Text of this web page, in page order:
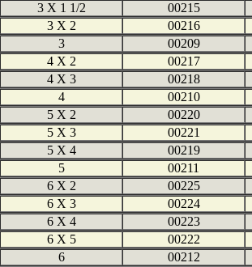
3 X 1 1/2 00215
3 X 2 00216
3 00209
4 X 2 00217
4 X 3 00218
4 00210
5 X 2 00220
5 X 3 00221
5 X 4 00219
5 00211
6 X 2 00225
6 X 3 00224
6 X 4 00223
6 X 5 00222
6 00212